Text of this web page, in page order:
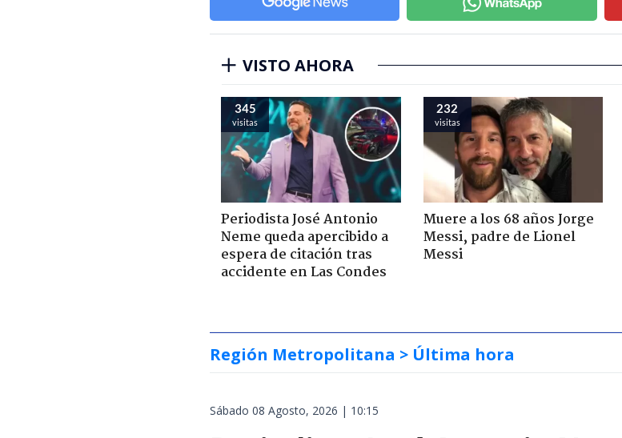
VISTO AHORA
345
visitas
Periodista José Antonio
Neme queda apercibido a
espera de citación tras
accidente en Las Condes
232
visitas
Muere a los 68 años Jorge
Messi, padre de Lionel
Messi
Región Metropolitana > Última hora
Sábado 08 Agosto, 2026 | 10:15